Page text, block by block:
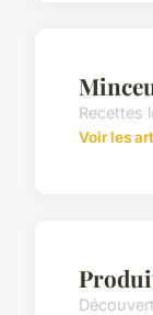
Recettes
Voir les